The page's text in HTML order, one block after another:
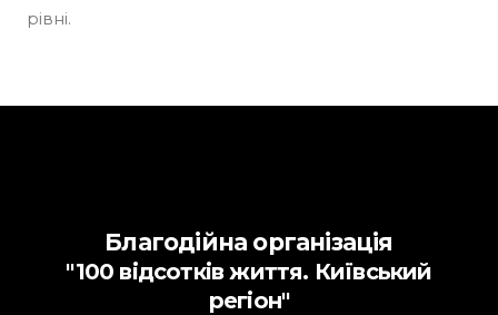
рівні.
Благодійна організація
"100 відсотків життя. Київський
регіон"